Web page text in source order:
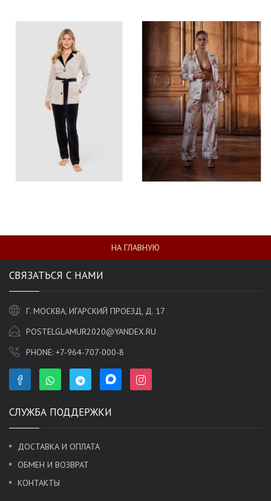
НА ГЛАВНУЮ
СВЯЗАТЬСЯ С НАМИ
Г. МОСКВА, ИГАРСКИЙ ПРОЕЗД, Д. 17
POSTELGLAMUR2020@YANDEX.RU
PHONE: +7-964-707-000-8
СЛУЖБА ПОДДЕРЖКИ
ДОСТАВКА И ОПЛАТА
ОБМЕН И ВОЗВРАТ
КОНТАКТЫ